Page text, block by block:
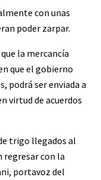
con unas
poder zarpar.
la mercancía
que el gobierno
podrá ser enviada a
virtud de acuerdos
trigo llegados al
regresar con la
portavoz del